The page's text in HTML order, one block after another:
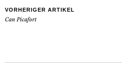
VORHERIGER ARTIKEL
Can Picafort